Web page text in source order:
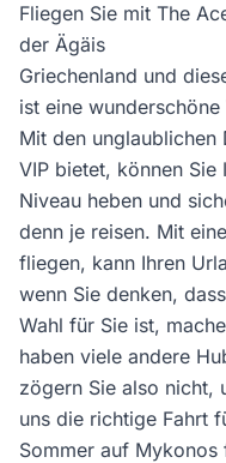
Fliegen Sie mit The
der Ägäis
Griechenland und
ist eine
Mit den unglaublichen
VIP bietet, können Sie
Niveau heben und
denn je reisen. Mit
fliegen, kann Ihren
wenn Sie denken,
Wahl für Sie ist,
haben viele andere
zögern Sie also nicht,
uns die richtige Fahrt
Sommer auf Mykonos